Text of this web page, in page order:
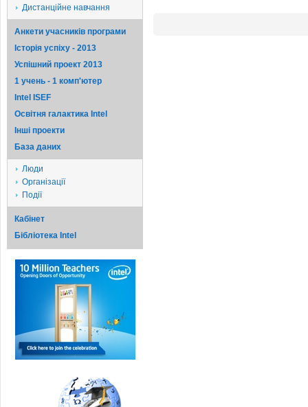
Дистанційне навчання
Анкети учасників програми
Історія успіху - 2013
Успішний проект 2013
1 учень - 1 комп'ютер
Intel ISEF
Освітня галактика Intel
Iншi проекти
База даних
Люди
Організації
Події
Кабінет
Бібліотека Intel